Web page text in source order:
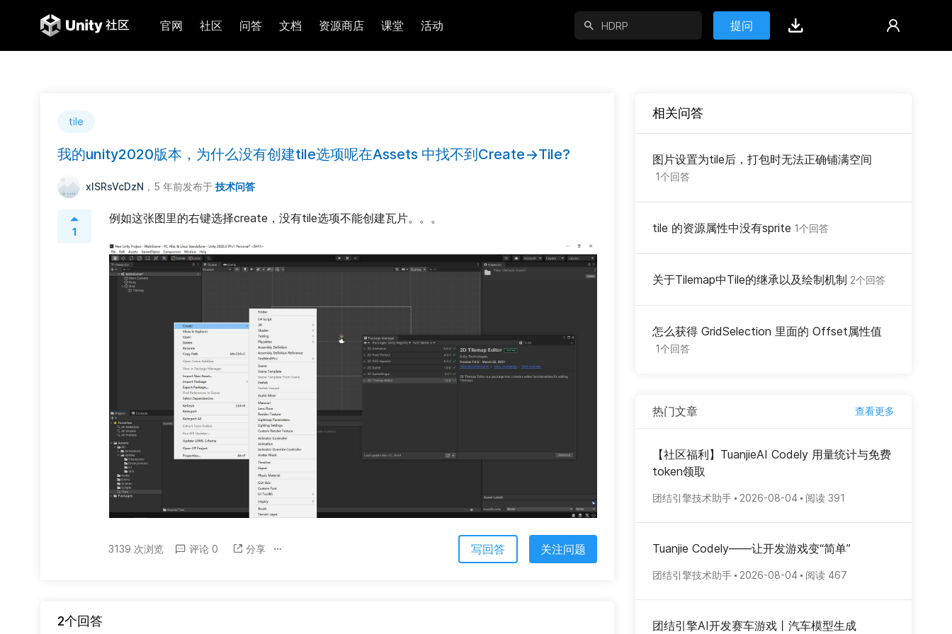
官网 社区 问答 文档 资源商店 课堂 活动 提问
tile
我的unity2020版本，为什么没有创建tile选项呢在Assets 中找不到Create->Tile?
xlSRsVcDzN ，5 年前发布于 技术问答
1
例如这张图里的右键选择create，没有tile选项不能创建瓦片。。。
3139 次浏览 评论 0 分享 写回答 关注问题
2个回答
相关问答
图片设置为tile后，打包时无法正确铺满空间
1个回答
tile 的资源属性中没有sprite 1个回答
关于Tilemap中Tile的继承以及绘制机制 2个回答
怎么获得 GridSelection 里面的 Offset属性值
1个回答
热门文章 查看更多
【社区福利】TuanjieAI Codely 用量统计与免费
token领取
团结引擎技术助手 2026-08-04 阅读 391
Tuanjie Codely——让开发游戏变“简单”
团结引擎技术助手 2026-08-04 阅读 467
团结引擎AI开发赛车游戏丨汽车模型生成